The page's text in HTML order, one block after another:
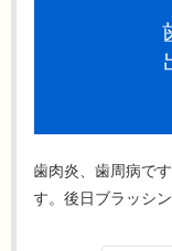
歯肉炎、歯周病で
す。後日ブラッシ